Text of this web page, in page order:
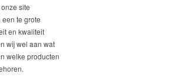
site
te grote
en kwaliteit
wij wel aan wat
welke producten